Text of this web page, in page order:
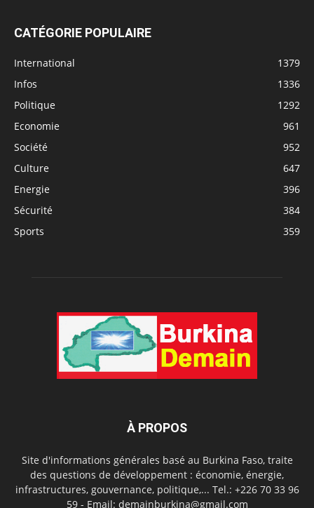
CATÉGORIE POPULAIRE
International
1379
Infos
1336
Politique
1292
Economie
961
Société
952
Culture
647
Energie
396
Sécurité
384
Sports
359
À PROPOS
Site d'informations générales basé au Burkina Faso, traite
des questions de développement : économie, énergie,
infrastructures, gouvernance, politique,... Tel.: +226 70 33 96
59 - Email: demainburkina@gmail.com